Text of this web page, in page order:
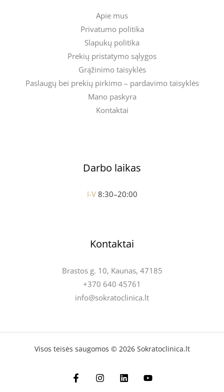
Apie mus
Privatumo politika
Slapukų politika
Prekių pristatymo sąlygos
Grąžinimo taisyklės
Paslaugų bei prekių pirkimo – pardavimo taisyklės
Mano paskyra
Kontaktai
Darbo laikas
I-V 8:30–20:00
Kontaktai
Brastos g. 10, Kaunas, 47185
+370 640 45761
info@sokratoclinica.lt
Visos teisės saugomos © 2026 Sokratoclinica.lt